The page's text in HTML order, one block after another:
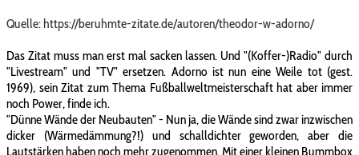
Quelle: https://beruhmte-zitate.de/autoren/theodor-w-adorno/
Das Zitat muss man erst mal sacken lassen. Und "(Koffer-)Radio" durch
"Livestream" und "TV" ersetzen. Adorno ist nun eine Weile tot (gest.
1969), sein Zitat zum Thema Fußballweltmeisterschaft hat aber immer
noch Power, finde ich.
"Dünne Wände der Neubauten" - Nun ja, die Wände sind zwar inzwischen
dicker (Wärmedämmung?!) und schalldichter geworden, aber die
Lautstärken haben noch mehr zugenommen. Mit einer kleinen Bummbox